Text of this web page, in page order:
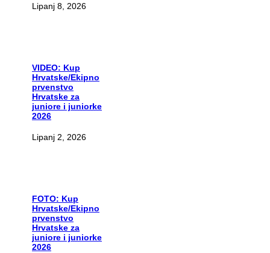
Lipanj 8, 2026
VIDEO: Kup
Hrvatske/Ekipno
prvenstvo
Hrvatske za
juniore i juniorke
2026
Lipanj 2, 2026
FOTO: Kup
Hrvatske/Ekipno
prvenstvo
Hrvatske za
juniore i juniorke
2026